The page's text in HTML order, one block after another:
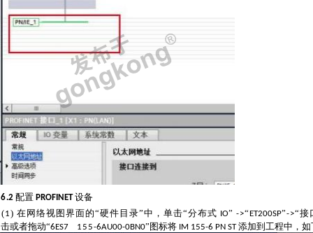
6.2 配置 PROFINET 设备
(1) 在网络视图界面的“硬件目录”中，单击“分布式 IO” ->“ET200SP”->“接
击或者拖动“6ES7 155-6AU00-0BN0”图标将 IM 155-6 PN ST 添加到工程中，